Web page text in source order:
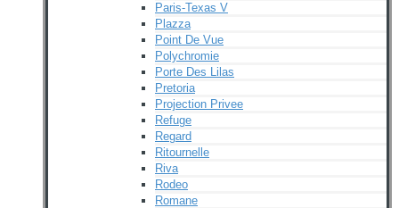
Paris-Texas V
Plazza
Point De Vue
Polychromie
Porte Des Lilas
Pretoria
Projection Privee
Refuge
Regard
Ritournelle
Riva
Rodeo
Romane